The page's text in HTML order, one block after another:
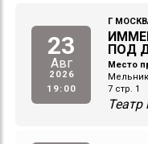
23
Авг
2026
19:00
Г
ПОД
Место
7 стр. 1